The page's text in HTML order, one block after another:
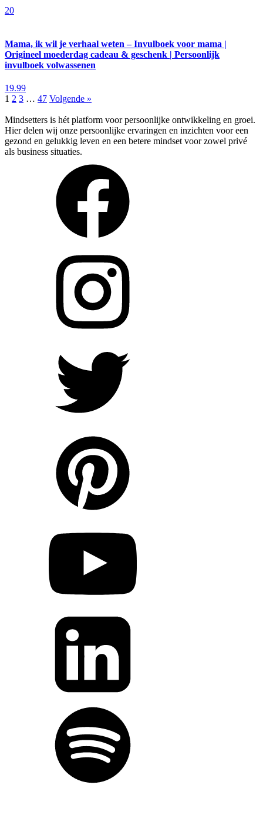
20
Mama, ik wil je verhaal weten – Invulboek voor mama |
Origineel moederdag cadeau & geschenk | Persoonlijk
invulboek volwassenen
19.99
1 2 3 … 47 Volgende »
Mindsetters is hét platform voor persoonlijke ontwikkeling en groei.
Hier delen wij onze persoonlijke ervaringen en inzichten voor een
gezond en gelukkig leven en een betere mindset voor zowel privé
als business situaties.